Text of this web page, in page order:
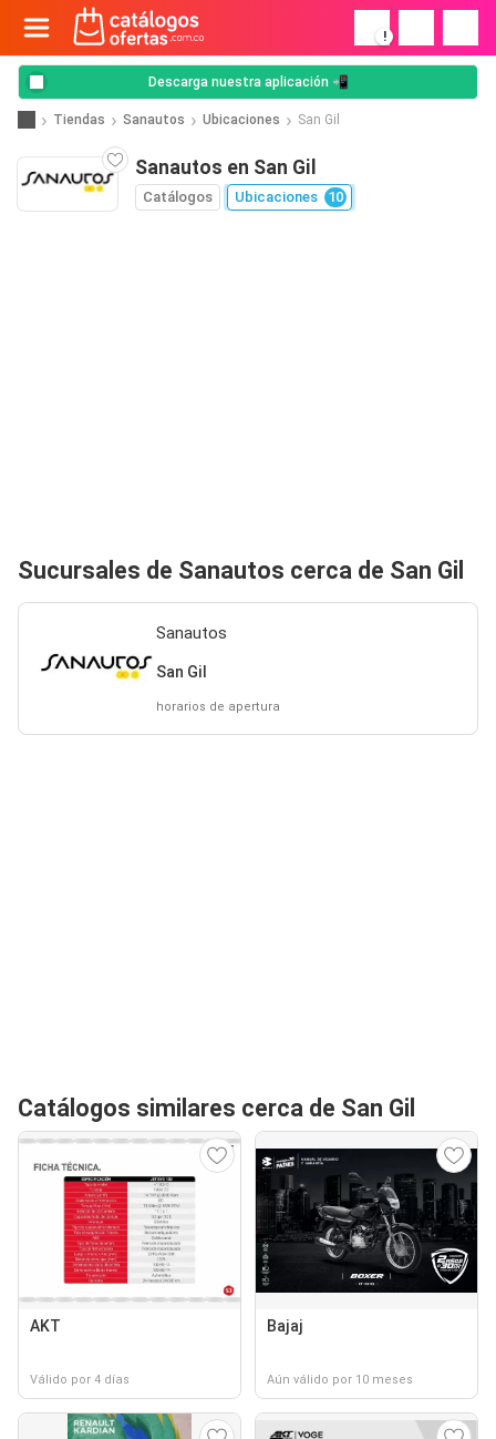
!
Descarga nuestra aplicación 📲
Tiendas Sanautos Ubicaciones San Gil
Sanautos en San Gil
Catálogos Ubicaciones 10
Sucursales de Sanautos cerca de San Gil
Sanautos
San Gil
horarios de apertura
Catálogos similares cerca de San Gil
AKT
Válido por 4 días
Bajaj
Aún válido por 10 meses